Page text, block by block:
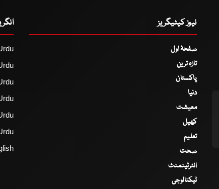
نیوز کیٹیگریز
صفحۂ اول
تازہ ترین
پاکستان
دنیا
معیشت
کھیل
تعلیم
صحت
انٹرٹینمنٹ
ٹیکنالوجی